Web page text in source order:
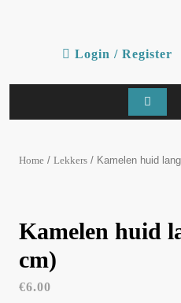
Login / Register
Home / Lekkers / Kamelen huid
Kamelen huid
cm)
€6.00